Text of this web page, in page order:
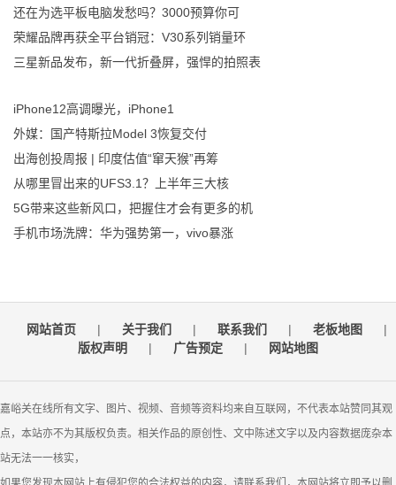
还在为选平板电脑发愁吗？3000预算你可
荣耀品牌再获全平台销冠：V30系列销量环
三星新品发布，新一代折叠屏，强悍的拍照表
iPhone12高调曝光，iPhone1
外媒：国产特斯拉Model 3恢复交付
出海创投周报 | 印度估值“窜天猴”再筹
从哪里冒出来的UFS3.1？上半年三大核
5G带来这些新风口，把握住才会有更多的机
手机市场洗牌：华为强势第一，vivo暴涨
网站首页 | 关于我们 | 联系我们 | 老板地图
|
版权声明
| 广告预定 | 网站地图
嘉峪关在线所有文字、图片、视频、音频等资料均来自互联网，不代表本站赞同其观
点，本站亦不为其版权负责。相关作品的原创性、文中陈述文字以及内容数据庞杂本
站无法一一核实，